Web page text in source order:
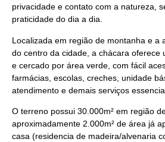
privacidade e contato com a natureza,
praticidade do dia a dia.
Localizada em região de montanha e a
do centro da cidade, a chácara oferece
e cercado por área verde, com fácil
farmácias, escolas, creches, unidade
atendimento e demais serviços
O terreno possui 30.000m² em região
aproximadamente 2.000m² de área já
casa (residencia de madeira/alvenaria